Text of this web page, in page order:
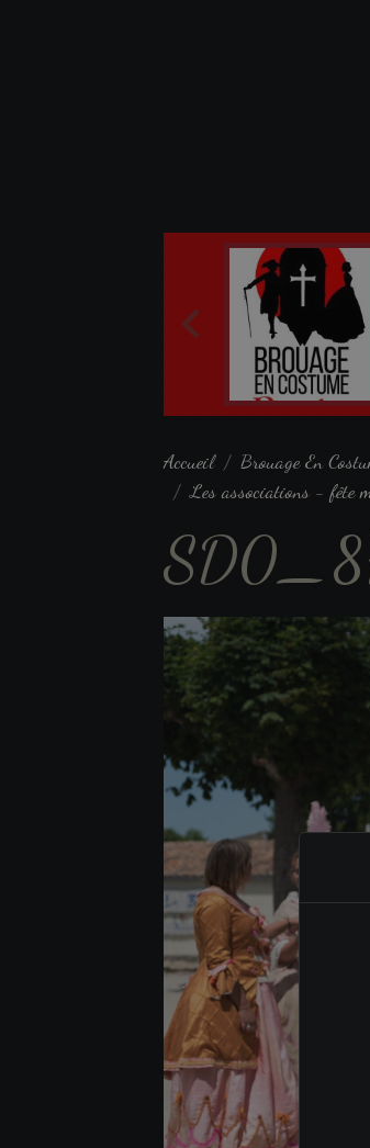
Accueil Brouage En
Les associations - fête